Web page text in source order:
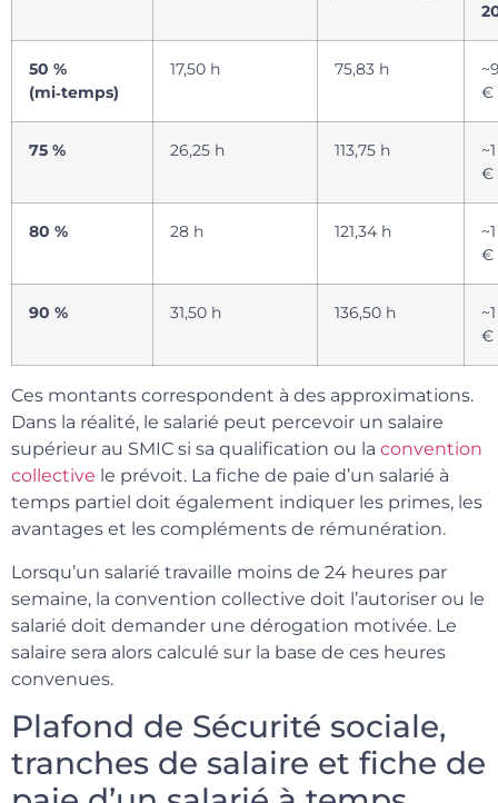
50 %
(mi‑temps)
17,50 h 75,83 h
€
75 % 26,25 h 113,75 h
€
80 % 28 h 121,34 h
€
90 % 31,50 h 136,50 h
€
Ces montants correspondent à des approximations.
Dans la réalité, le salarié peut percevoir un salaire
supérieur au SMIC si sa qualification ou la convention
collective le prévoit. La fiche de paie d’un salarié à
temps partiel doit également indiquer les primes, les
avantages et les compléments de rémunération.
Lorsqu’un salarié travaille moins de 24 heures par
semaine, la convention collective doit l’autoriser ou le
salarié doit demander une dérogation motivée. Le
salaire sera alors calculé sur la base de ces heures
convenues.
Plafond de Sécurité sociale,
tranches de salaire et fiche de